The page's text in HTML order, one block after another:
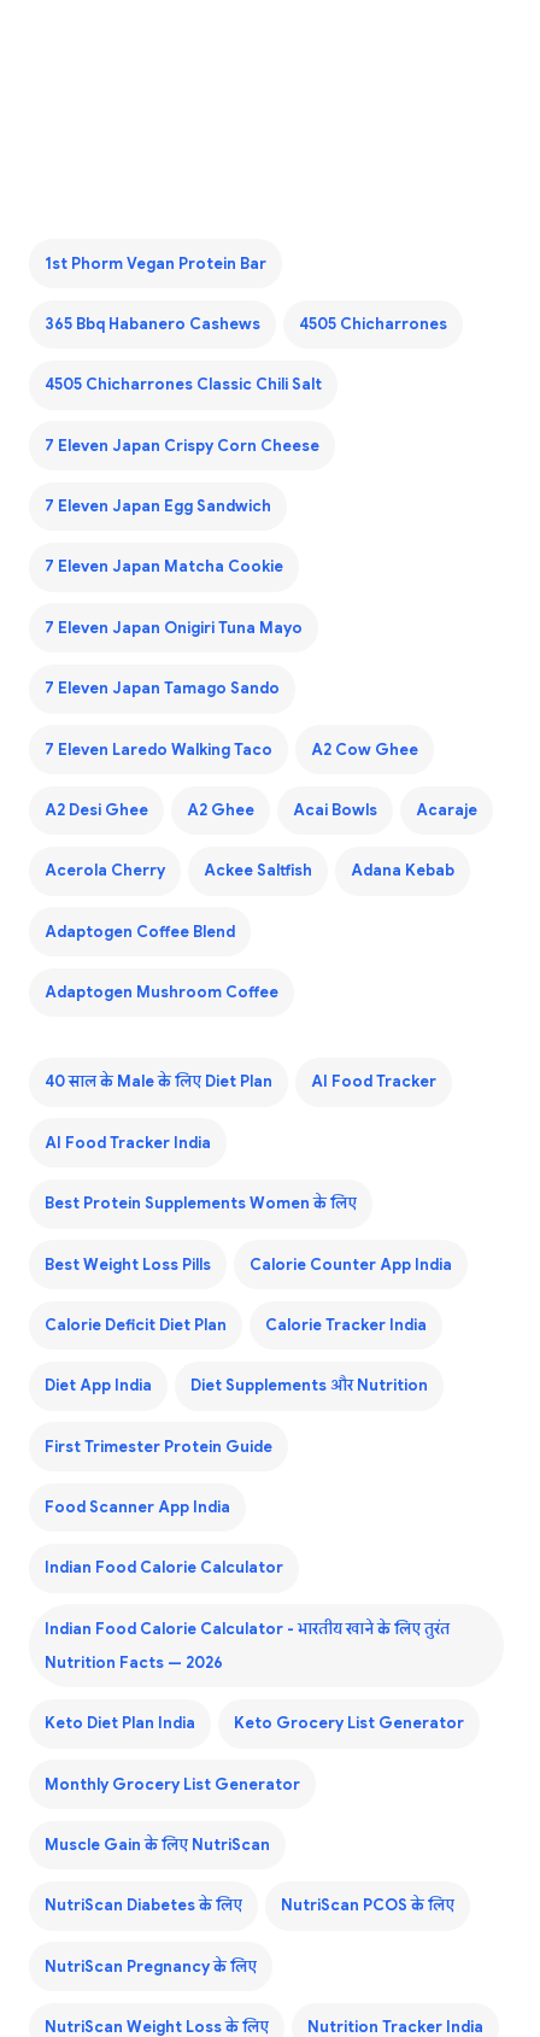
1st Phorm Vegan Protein Bar
365 Bbq Habanero Cashews 4505 Chicharrones
4505 Chicharrones Classic Chili Salt
7 Eleven Japan Crispy Corn Cheese
7 Eleven Japan Egg Sandwich
7 Eleven Japan Matcha Cookie
7 Eleven Japan Onigiri Tuna Mayo
7 Eleven Japan Tamago Sando
7 Eleven Laredo Walking Taco A2 Cow Ghee
A2 Desi Ghee A2 Ghee Acai Bowls Acaraje
Acerola Cherry Ackee Saltfish Adana Kebab
Adaptogen Coffee Blend
Adaptogen Mushroom Coffee
40 साल के Male के लिए Diet Plan AI Food Tracker
AI Food Tracker India
Best Protein Supplements Women के लिए
Best Weight Loss Pills Calorie Counter App India
Calorie Deficit Diet Plan Calorie Tracker India
Diet App India Diet Supplements और Nutrition
First Trimester Protein Guide
Food Scanner App India
Indian Food Calorie Calculator
Indian Food Calorie Calculator - भारतीय खाने के लिए तुरंत
Nutrition Facts — 2026
Keto Diet Plan India Keto Grocery List Generator
Monthly Grocery List Generator
Muscle Gain के लिए NutriScan
NutriScan Diabetes के लिए NutriScan PCOS के लिए
NutriScan Pregnancy के लिए
NutriScan Weight Loss के लिए Nutrition Tracker India